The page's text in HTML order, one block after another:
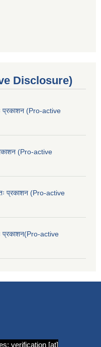
Disclosure)
प्रकाशन (Pro-active
(Pro-active
प्रकाशन (Pro-active
प्रकाशन(Pro-active
verification [at]